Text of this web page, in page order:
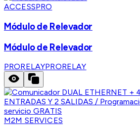
ACCESSPRO
Módulo de Relevador
Módulo de Relevador
PRORELAYPRORELAY
M2M SERVICES